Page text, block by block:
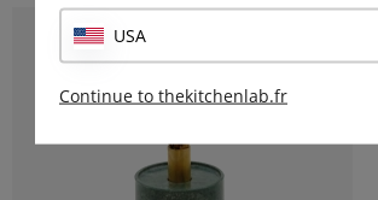
USA
Continue to thekitchenlab.fr